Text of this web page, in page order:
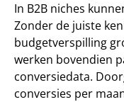
In B2B niches
Zonder de juiste
budgetverspilling
werken bovendien
conversiedata.
conversies per